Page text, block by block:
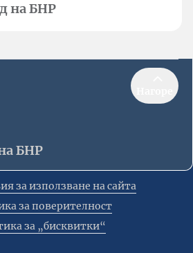
на БНР
БНР
за използване на сайта
за поверителност
за „бисквитки“